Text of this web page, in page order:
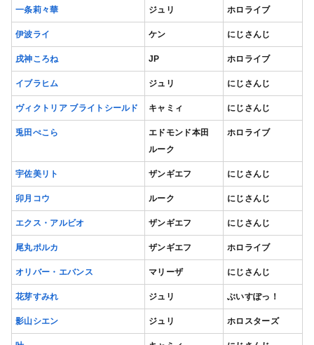
一条莉々華 ジュリ ホロライブ
伊波ライ ケン にじさんじ
戌神ころね JP ホロライブ
イブラヒム ジュリ にじさんじ
ヴィクトリア ブライトシールド キャミィ にじさんじ
兎田ぺこら
エドモンド本田
ルーク
ホロライブ
宇佐美リト ザンギエフ にじさんじ
卯月コウ ルーク にじさんじ
エクス・アルビオ ザンギエフ にじさんじ
尾丸ポルカ ザンギエフ ホロライブ
オリバー・エバンス マリーザ にじさんじ
花芽すみれ ジュリ ぶいすぽっ！
影山シエン ジュリ ホロスターズ